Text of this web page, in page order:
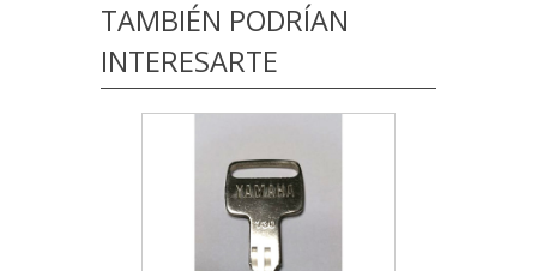
TAMBIÉN PODRÍAN
INTERESARTE